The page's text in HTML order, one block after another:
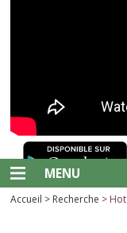
MENU
Accueil > Recherche >